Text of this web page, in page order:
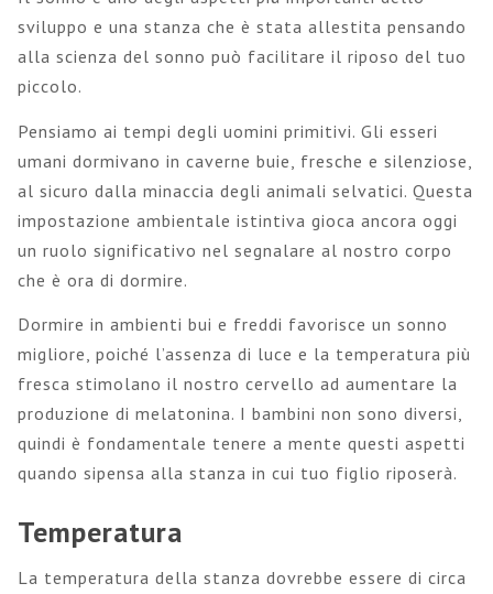
sviluppo e una stanza che è stata allestita pensando
alla scienza del sonno può facilitare il riposo del tuo
piccolo.
Pensiamo ai tempi degli uomini primitivi. Gli esseri
umani dormivano in caverne buie, fresche e silenziose,
al sicuro dalla minaccia degli animali selvatici. Questa
impostazione ambientale istintiva gioca ancora oggi
un ruolo significativo nel segnalare al nostro corpo
che è ora di dormire.
Dormire in ambienti bui e freddi favorisce un sonno
migliore, poiché l’assenza di luce e la temperatura più
fresca stimolano il nostro cervello ad aumentare la
produzione di melatonina. I bambini non sono diversi,
quindi è fondamentale tenere a mente questi aspetti
quando sipensa alla stanza in cui tuo figlio riposerà.
Temperatura
La temperatura della stanza dovrebbe essere di circa